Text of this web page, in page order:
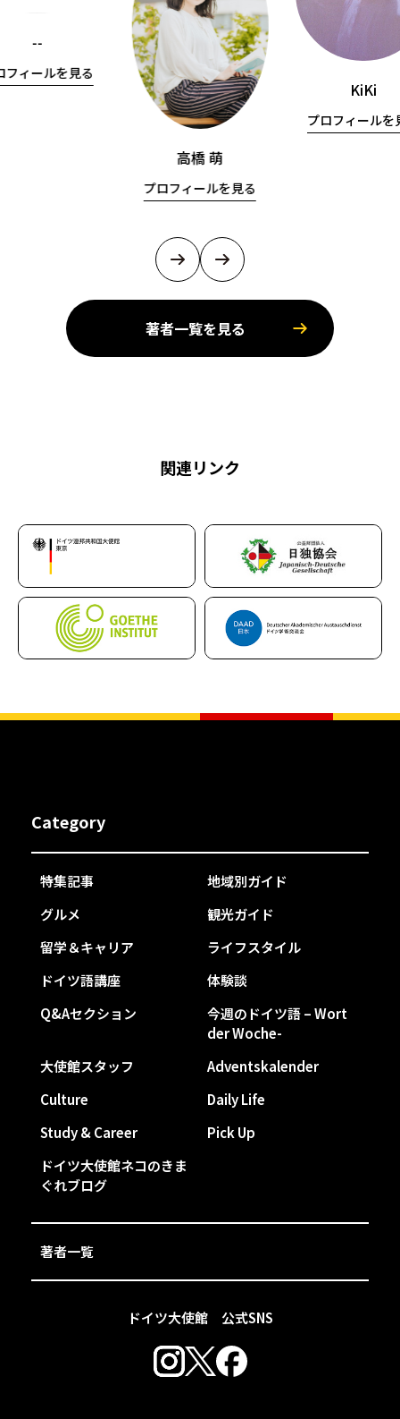
--
フィールを見る
高橋 萌
プロフィールを見る
KiKi
プロフィールを
著者一覧を見る
関連リンク
ドイツ大使館 公式SNS
Category
特集記事
地域別ガイド
グルメ
観光ガイド
留学＆キャリア
ライフスタイル
ドイツ語講座
体験談
Q&Aセクション
今週のドイツ語 – Wort
der Woche-
大使館スタッフ
Adventskalender
Culture
Daily Life
Study & Career
Pick Up
ドイツ大使館ネコのきま
ぐれブログ
著者一覧